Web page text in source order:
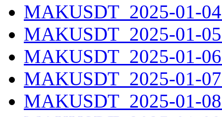
MAKUSDT_2025-01-
MAKUSDT_2025-01-
MAKUSDT_2025-01-
MAKUSDT_2025-01-
MAKUSDT_2025-01-